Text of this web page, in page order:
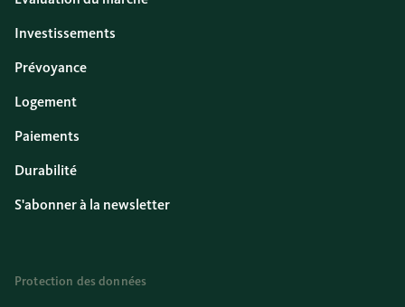
Investissements
Prévoyance
Logement
Paiements
Durabilité
S'abonner à la newsletter
Protection des données